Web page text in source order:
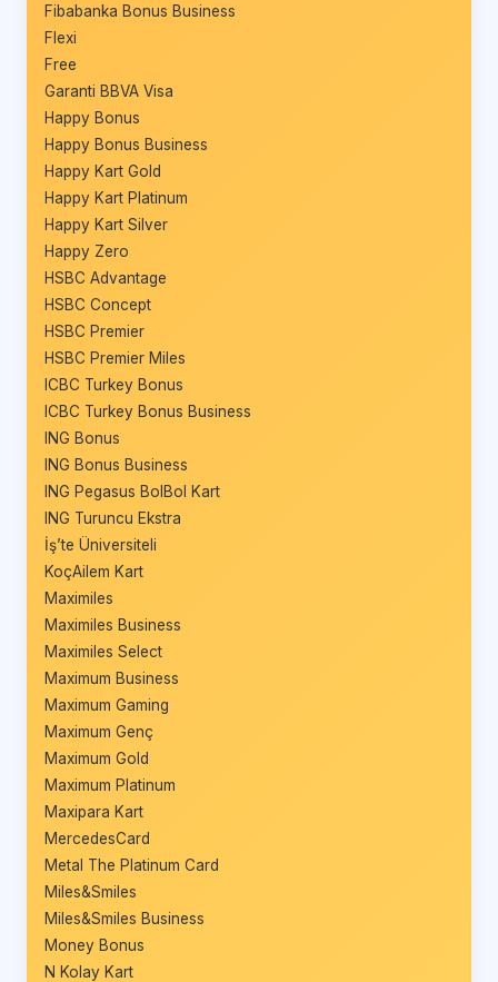
Fibabanka Bonus Business
Flexi
Free
Garanti BBVA Visa
Happy Bonus
Happy Bonus Business
Happy Kart Gold
Happy Kart Platinum
Happy Kart Silver
Happy Zero
HSBC Advantage
HSBC Concept
HSBC Premier
HSBC Premier Miles
ICBC Turkey Bonus
ICBC Turkey Bonus Business
ING Bonus
ING Bonus Business
ING Pegasus BolBol Kart
ING Turuncu Ekstra
İş’te Üniversiteli
KoçAilem Kart
Maximiles
Maximiles Business
Maximiles Select
Maximum Business
Maximum Gaming
Maximum Genç
Maximum Gold
Maximum Platinum
Maxipara Kart
MercedesCard
Metal The Platinum Card
Miles&Smiles
Miles&Smiles Business
Money Bonus
N Kolay Kart